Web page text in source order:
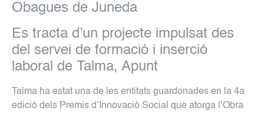
Obagues de Juneda
Es tracta d’un projecte impulsat des
del servei de formació i inserció
laboral de Talma, Apunt
Talma ha estat una de les entitats guardonades en la 4a
edició dels Premis d’Innovació Social que atorga l’Obra